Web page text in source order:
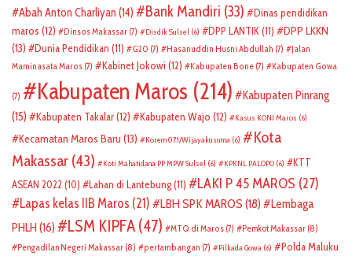
Abah Anton Charliyan (14) Bank Mandiri (33)
Dinas pendidikan
maros (12) Dinsos Makassar (7) Disdik Sulsel (6) DPP LANTIK(11)
DPP LKKN
(13)
Dunia Pendidikan (11) G20 (7) Hasanuddin Husni Abdullah (7)
Jalan
Maminasata Maros (7) Kabinet Jokowi (12) Kabupaten Bone (7) Kabupaten Gowa
(7) Kabupaten Maros (214)
Kabupaten Pinrang
(15)
Kabupaten Takalar(12) Kabupaten Wajo (12) Kasus KONI Maros (6)
Kecamatan Maros Baru (13) Korem 071/Wijayakusuma (6)
Kota
Makassar (43) Koti Mahatidana PP MPW Sulsel (6) KPKNL PALOPO (6)
KTT
ASEAN 2022 (10) Lahan di Lantebung(11) LAKI P 45 MAROS (27)
Lapas kelas IIB Maros (21) LBH SPK MAROS (18)
Lembaga
PHLH (16) LSM KIPFA (47) MTQ di Maros (7) Pemkot Makassar (8)
Pengadilan Negeri Makassar (8) pertambangan (7) Pilkada Gowa (6)
Polda Maluku